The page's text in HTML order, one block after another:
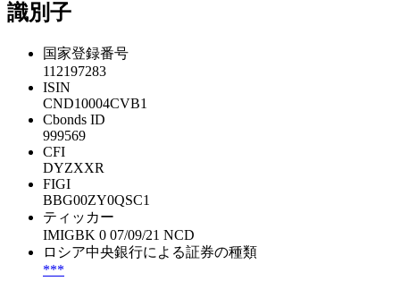
識別子
国家登録番号
112197283
ISIN
CND10004CVB1
Cbonds ID
999569
CFI
DYZXXR
FIGI
BBG00ZY0QSC1
ティッカー
IMIGBK 0 07/09/21 NCD
ロシア中央銀行による証券の種類
***